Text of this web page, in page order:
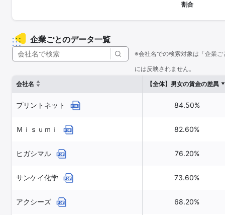
企業ごとのデータ一覧
※会社名での検索対象は「企業
には反映されません。
会社名
【全体】男女の賃金の差異
プリントネット 84.50%
Ｍｉｓｕｍｉ 82.60%
ヒガシマル 76.20%
サンケイ化学 73.60%
アクシーズ 68.20%